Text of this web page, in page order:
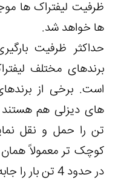
ظرفیت لیفتراک ها
ها خواهد شد.
حداکثر ظرفیت
برندهای مختلف
است. برخی از
تن را حمل و نقل
کوچک تر معمولاً
در حدود 4 تن بار را جابه جا می کنند.